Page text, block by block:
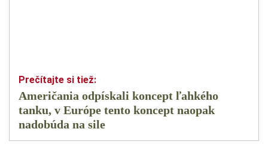
Američania odpískali koncept ľahkého
tanku, v Európe tento koncept naopak
nadobúda na sile